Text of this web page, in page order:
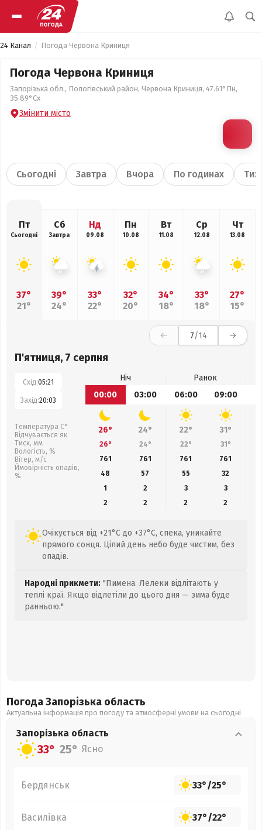
24 Канал Погода Червона Криниця
Погода Червона Криниця
Запорізька обл., Пологівський район, Червона Криниця, 47.61°Пн,
35.89°Сх
Змінити місто
Сьогодні Завтра Вчора По годинах
Пт
Сьогодні
37°
21°
Сб
Завтра
39°
24°
Нд
09.08
33°
22°
Пн
10.08
32°
20°
Вт
11.08
34°
18°
Ср
12.08
33°
18°
Чт
13.08
27°
15°
7/14
П'ятниця, 7 серпня
Схід:05:21
Захід:20:03
Температура С°
Відчувається як
Тиск, мм
Вологість, %
Вітер, м/с
Ймовірність опадів,
%
Ніч
Ранок
00:00
03:00 06:00 09:00
26° 24° 22° 31°
26° 24° 22° 31°
761
761 761 761
48
57 55 32
1
2 3
3
2
2 2 2
Очікується від +21°C до +37°C, спека, уникайте
прямого сонця. Цілий день небо буде чистим, без
опадів.
Народні прикмети: "Пимена. Лелеки відлітають у
теплі краї. Якщо відлетіли до цього дня — зима буде
ранньою."
Погода Запорізька область
Актуальна інформація про погоду та атмосферні умови на сьогодні
Запорізька область
33° 25° Ясно
Бердянськ 33°/25°
Василівка 37°/22°